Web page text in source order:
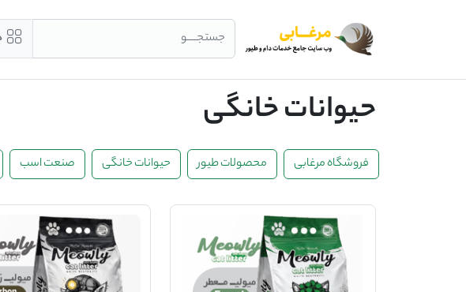
جستجــــو
حیوانات خانگی
فروشگاه مرغابی محصولات طیور حیوانات خانگی صنعت اسب